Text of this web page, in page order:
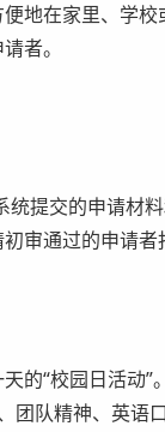
地在家里、学校
者。
提交的申请材
审通过的申请者
“校园日活动”
团队精神、英语